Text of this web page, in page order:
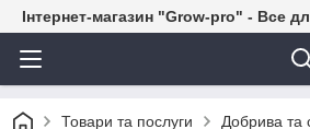
Інтернет-магазин "Grow-pro" - Все
Товари та послуги Добрива та